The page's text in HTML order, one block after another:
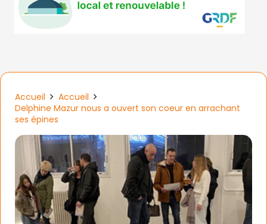
Accueil
Accueil
Delphine Mazur nous a ouvert son coeur en arrachant
ses épines